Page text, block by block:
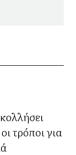
τρόποι για